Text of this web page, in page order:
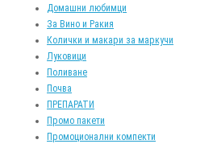
Домашни любимци
За Вино и Ракия
Колички и макари за маркучи
Луковици
Поливане
Почва
ПРЕПАРАТИ
Промо пакети
Промоционални компекти